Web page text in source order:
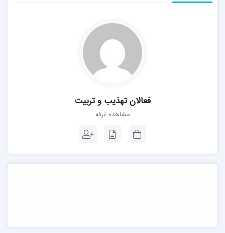
فعالان تهذیب و تربیت
مشاهده غرفه